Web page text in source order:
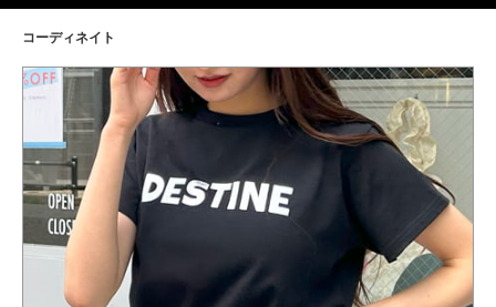
販｜INGNI
STORE
コーディネイト